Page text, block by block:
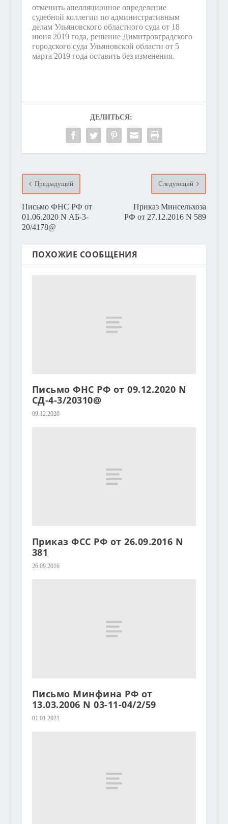
отменить апелляционное определение
судебной коллегии по административным
делам Ульяновского областного суда от 18
июня 2019 года, решение Димитровградского
городского суда Ульяновской области от 5
марта 2019 года оставить без изменения.
ДЕЛИТЬСЯ:
Предыдущий
Письмо ФНС РФ от
01.06.2020 N АБ-3-
20/4178@
Следующий
Приказ Минсельхоза
РФ от 27.12.2016 N 589
ПОХОЖИЕ СООБЩЕНИЯ
Письмо ФНС РФ от 09.12.2020 N
СД-4-3/20310@
09.12.2020
Приказ ФСС РФ от 26.09.2016 N
381
26.09.2016
Письмо Минфина РФ от
13.03.2006 N 03-11-04/2/59
01.01.2021